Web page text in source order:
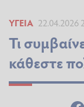
ΥΓΕΊΑ 22.04.2026
Τι
κάθεστε